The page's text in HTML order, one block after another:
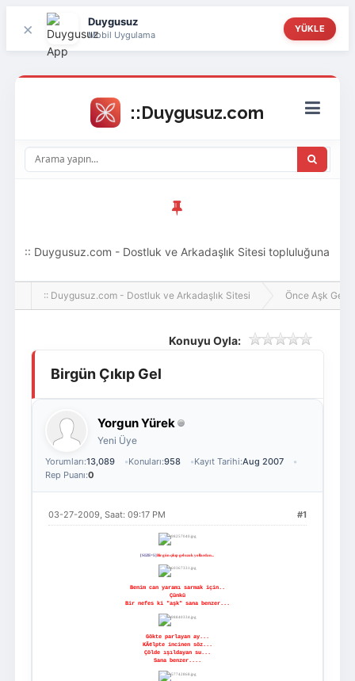
× Duygusuz
Mobil Uygulama
YÜKLE
Giriş Yap
:: Duygusuz.com - Dostluk ve Arkadaşlık Sitesi topluluğuna
hoş geldin ziyaretçi! Aramıza katılmak istersen kayıt
:: Duygusuz.com - Dostluk ve Arkadaşlık Sitesi Önce Aşk Gelir
Konuyu Oyla:
Birgün Çıkıp Gel
Yorgun Yürek
Yeni Üye
Yorumları:13,089 Konuları:958 Kayıt Tarihi:Aug 2007
Rep Puanı:0
#1
03-27-2009, Saat: 09:17 PM
[SIZE=5]Bir gün çıkıp gel uzak yollardan...
Benim can yaramı sarmak için..
Çünkü
Bir nefes ki "aşk" sana benzer...
Gökte parlayan ay...
KÃ¢lpte incinen söz...
Çölde ışıldayan su...
Sana benzer....